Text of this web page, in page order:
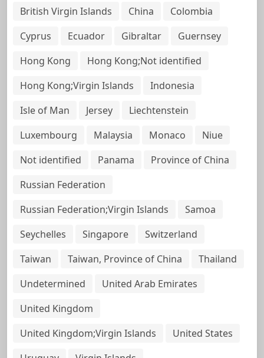
British Virgin Islands
China
Colombia
Cyprus
Ecuador Gibraltar
Guernsey
Hong Kong
Hong Kong;Not identified
Hong Kong;Virgin Islands
Indonesia
Isle of Man
Jersey
Liechtenstein
Luxembourg
Malaysia Monaco
Niue
Not identified
Panama
Province of China
Russian Federation
Russian Federation;Virgin Islands
Samoa
Seychelles
Singapore
Switzerland
Taiwan
Taiwan, Province of China
Thailand
Undetermined
United Arab Emirates
United Kingdom
United Kingdom;Virgin Islands
United States